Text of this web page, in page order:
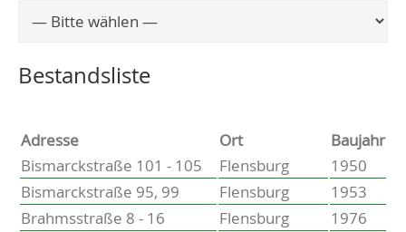
Eckernförde
Heikendorf
Kronshagen
Schwentinental
Preetz
Heide
Bordesholm
Elmshorn
Wählen Sie einen Ort, um zur entsprechenden Seite
Bestandsliste
Adresse Ort
Baujahr
Bismarckstraße 101 - 105
Flensburg
1950
Bismarckstraße 95, 99
Flensburg
1953
Brahmsstraße 8 - 16
Flensburg
1976